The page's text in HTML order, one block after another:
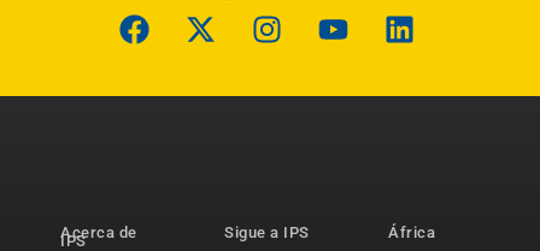
Acerca de
IPS
Sigue a IPS
África